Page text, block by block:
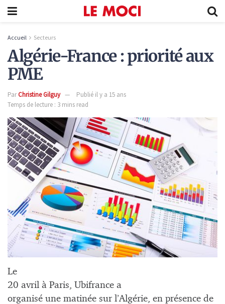
Accueil Secteurs
Algérie-France : priorité aux
PME
ParChristine Gilguy
Publié il y a 15 ans
Temps de lecture : 3 mins read
Le
20 avril à Paris, Ubifrance a
organisé une matinée sur l’Algérie, en présence de